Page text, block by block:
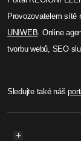
Provozovatelem sítě
UNIWEB . Online
tvorbu webů, SEO
Sledujte také náš
+